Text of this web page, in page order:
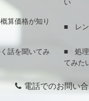
い
算価格が知り
■ レン
話を聞いてみ
■ 処理
てみた
電話でのお問い